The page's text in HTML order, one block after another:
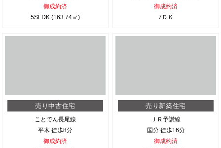
御成約済
5SLDK (163.74㎡)
御成約済
7ＤＫ
売り中古住宅
ことでん長尾線
平木 徒歩8分
御成約済
売り新築住宅
ＪＲ予讃線
国分 徒歩16分
御成約済